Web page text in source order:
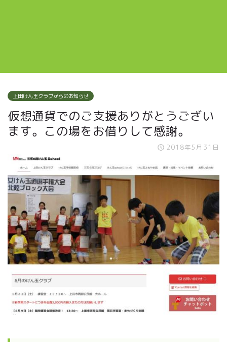
上田けん玉クラブからのお知らせ
仮想通貨でのご支援ありがとうござい
ます。この場をお借りして感謝。
2018年5月31日